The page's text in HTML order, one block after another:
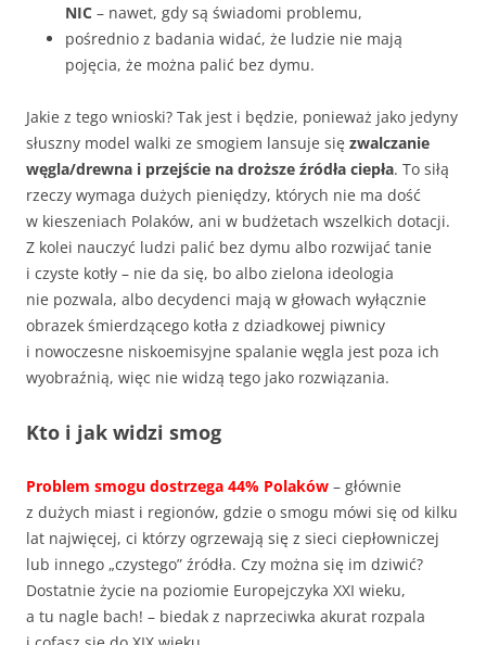
NIC – nawet, gdy są świadomi problemu,
pośrednio z badania widać, że ludzie nie mają
pojęcia, że można palić bez dymu.
Jakie z tego wnioski? Tak jest i będzie, ponieważ jako jedyny
słuszny model walki ze smogiem lansuje się zwalczanie
węgla/drewna i przejście na droższe źródła ciepła. To siłą
rzeczy wymaga dużych pieniędzy, których nie ma dość
w kieszeniach Polaków, ani w budżetach wszelkich dotacji.
Z kolei nauczyć ludzi palić bez dymu albo rozwijać tanie
i czyste kotły – nie da się, bo albo zielona ideologia
nie pozwala, albo decydenci mają w głowach wyłącznie
obrazek śmierdzącego kotła z dziadkowej piwnicy
i nowoczesne niskoemisyjne spalanie węgla jest poza ich
wyobraźnią, więc nie widzą tego jako rozwiązania.
Kto i jak widzi smog
Problem smogu dostrzega 44% Polaków – głównie
z dużych miast i regionów, gdzie o smogu mówi się od kilku
lat najwięcej, ci którzy ogrzewają się z sieci ciepłowniczej
lub innego „czystego” źródła. Czy można się im dziwić?
Dostatnie życie na poziomie Europejczyka XXI wieku,
a tu nagle bach! – biedak z naprzeciwka akurat rozpala